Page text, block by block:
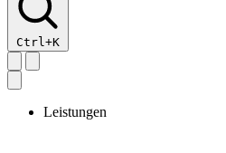
Ctrl+K
Leistungen